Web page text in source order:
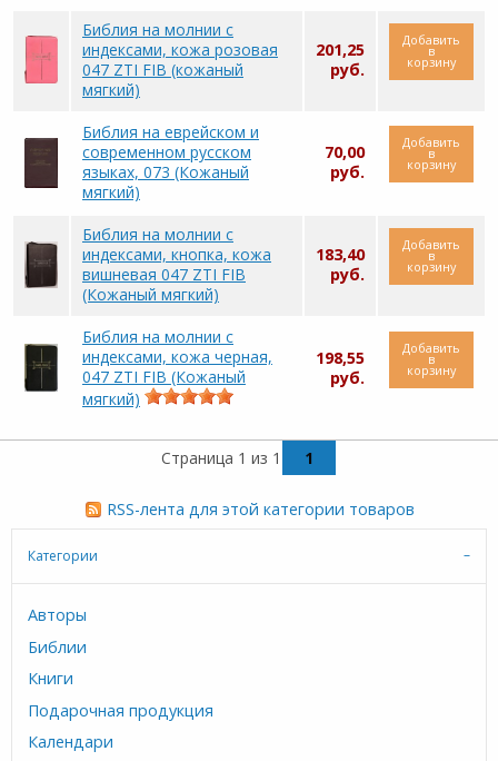
Библия на молнии с
индексами, кожа розовая
047 ZTI FIB (кожаный
мягкий)
201,25
руб.
Добавить
в
корзину
Библия на еврейском и
современном русском
языках, 073 (Кожаный
мягкий)
70,00
руб.
Добавить
в
корзину
Библия на молнии с
индексами, кнопка, кожа
вишневая 047 ZTI FIB
(Кожаный мягкий)
183,40
руб.
Добавить
в
корзину
Библия на молнии с
индексами, кожа черная,
047 ZTI FIB (Кожаный
мягкий)
198,55
руб.
Добавить
в
корзину
Страница 1 из 1 1
RSS-лента для этой категории товаров
Категории
Авторы
Библии
Книги
Подарочная продукция
Календари